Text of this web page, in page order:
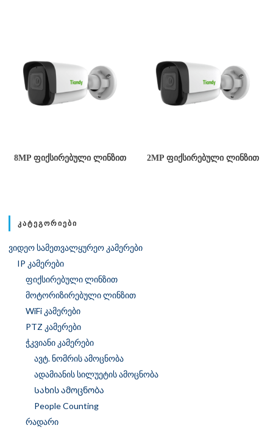
8MP ᲤᲘᲥᲡᲘᲠᲔᲑᲣᲚᲘ ᲚᲘᲜᲖᲘᲗ 2MP ᲤᲘᲥᲡᲘᲠᲔᲑᲣᲚᲘ ᲚᲘᲜᲖᲘᲗ
ᲙᲐᲢᲔᲒᲝᲠᲘᲔᲑᲘ
ვიდეო სამეთვალყურეო კამერები
IP კამერები
ფიქსირებული ლინზით
მოტორიზირებული ლინზით
WiFi კამერები
PTZ კამერები
ჭკვიანი კამერები
ავტ. ნომრის ამოცნობა
ადამიანის სილუეტის ამოცნობა
Სახის ამოცნობა
People Counting
რადარი